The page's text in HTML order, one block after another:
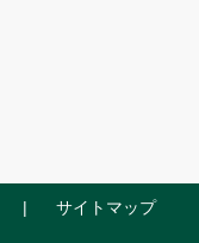
サイトマップ